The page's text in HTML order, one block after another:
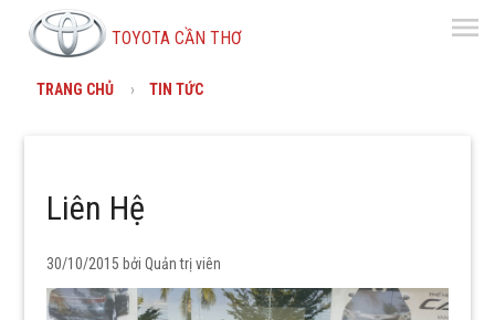
TOYOTA CẦN THƠ menu
TRANG CHỦ TIN TỨC
Liên Hệ
30/10/2015 bởiQuản trị viên